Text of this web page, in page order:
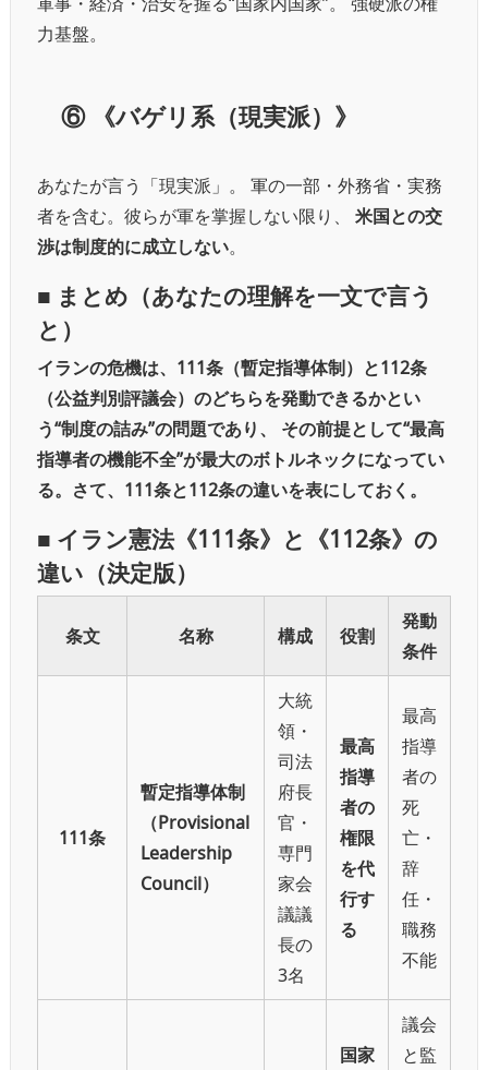
力基盤。
⑥ 《バゲリ系（現実派）》
あなたが言う「現実派」。 軍の一部・外務省・実務
者を含む。 彼らが軍を掌握しない限り、 米国との交
渉は制度的に成立しない。
■ まとめ（あなたの理解を一文で言う
と）
イランの危機は、111条（暫定指導体制）と112条
（公益判別評議会）のどちらを発動できるかとい
う“制度の詰み”の問題であり、
その前提として“最高
指導者の機能不全”が最大のボトルネックになってい
る。さて、111条と112条の違いを表にしておく。
■ イラン憲法《111条》と《112条》の
違い（決定版）
条文 名称 構成 役割
発動
条件
111条
暫定指導体制
（Provisional
Leadership
Council）
大統
領・
司法
府長
官・
専門
家会
議議
長の
3名
最高
指導
者の
権限
を代
行す
る
最高
指導
者の
死
亡・
辞
任・
職務
不能
国家
議会
と監